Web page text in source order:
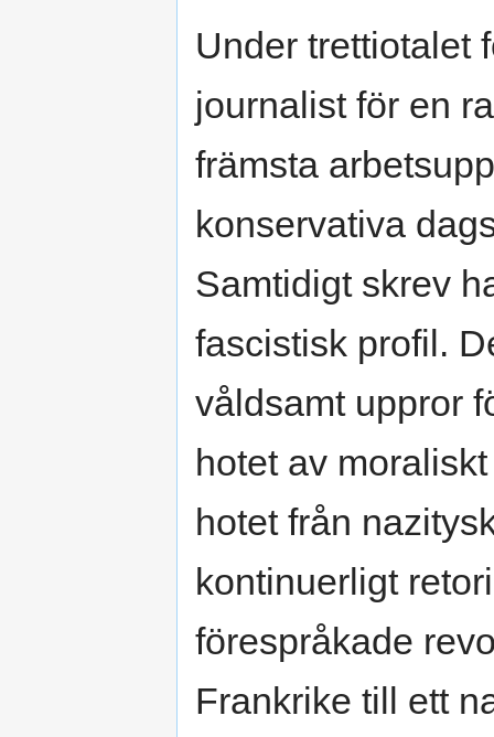
Under trettiotalet
journalist för en
främsta
konservativa
Samtidigt skrev
fascistisk profil.
våldsamt uppror
hotet av
hotet från
kontinuerligt
förespråkade
Frankrike till ett